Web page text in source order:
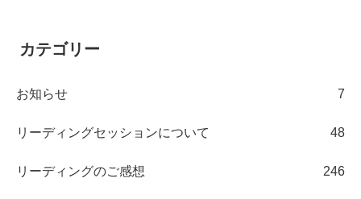
カテゴリー
お知らせ 7
リーディングセッションについて 48
リーディングのご感想 246